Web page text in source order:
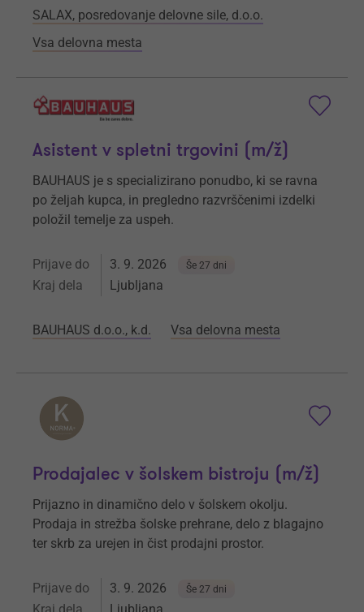
SALAX, posredovanje delovne sile, d.o.o.
Vsa delovna mesta
Asistent v spletni trgovini (m/ž)
BAUHAUS je s specializirano ponudbo, ki se ravna
po željah kupca, in pregledno razvrščenimi izdelki
položil temelje za uspeh.
Prijave do 3. 9. 2026 Še 27 dni
Kraj dela Ljubljana
BAUHAUS d.o.o., k.d. Vsa delovna mesta
Prodajalec v šolskem bistroju (m/ž)
Prijazno in dinamično delo v šolskem okolju.
Prodaja in strežba šolske prehrane, delo z blagajno
ter skrb za urejen in čist prodajni prostor.
Prijave do 3. 9. 2026 Še 27 dni
Kraj dela Ljubljana